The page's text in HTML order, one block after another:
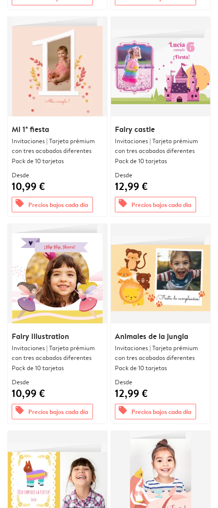
Mi 1ª fiesta
Invitaciones | Tarjeta prémium
con tres acabados diferentes
Pack de 10 tarjetas
Desde
10,99 €
offers Precios bajos cada día
Fairy castle
Invitaciones | Tarjeta prémium
con tres acabados diferentes
Pack de 10 tarjetas
Desde
12,99 €
offers Precios bajos cada día
Fairy Illustration
Invitaciones | Tarjeta prémium
con tres acabados diferentes
Pack de 10 tarjetas
Desde
10,99 €
offers Precios bajos cada día
Animales de la jungla
Invitaciones | Tarjeta prémium
con tres acabados diferentes
Pack de 10 tarjetas
Desde
12,99 €
offers Precios bajos cada día